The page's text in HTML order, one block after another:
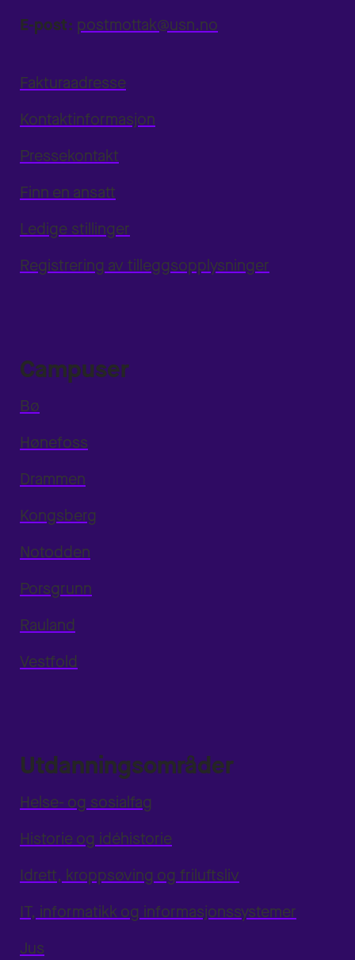
E-post: postmottak@usn.no
Fakturaadresse
Kontaktinformasjon
Pressekontakt
Finn en ansatt
Ledige stillinger
Registrering av tilleggsopplysninger
Campuser
Bø
Hønefoss
Drammen
Kongsberg
Notodden
Porsgrunn
Rauland
Vestfold
Utdanningsområder
Helse- og sosialfag
Historie og idéhistorie
Idrett, kroppsøving og friluftsliv
IT, informatikk og informasjonssystemer
Jus